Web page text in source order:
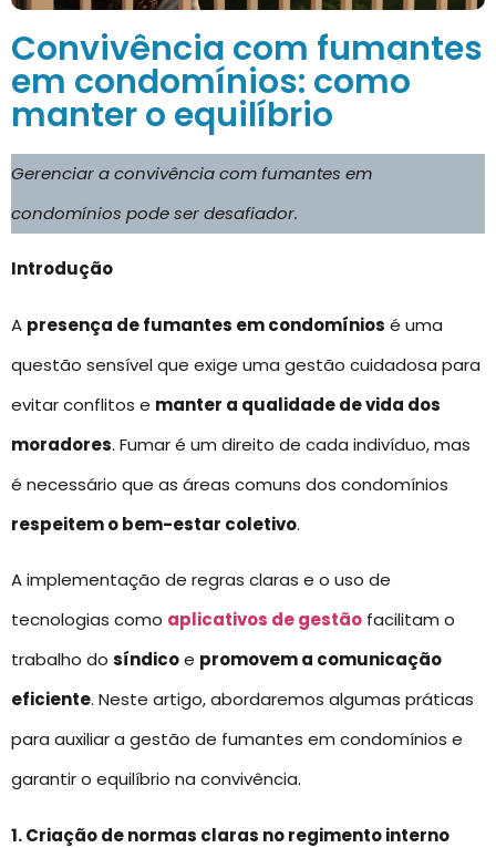
Convivência com fumantes
em condomínios: como
manter o equilíbrio
Gerenciar a convivência com fumantes em
condomínios pode ser desafiador.
Introdução
A presença de fumantes em condomínios é uma
questão sensível que exige uma gestão cuidadosa para
evitar conflitos e manter a qualidade de vida dos
moradores. Fumar é um direito de cada indivíduo, mas
é necessário que as áreas comuns dos condomínios
respeitem o bem-estar coletivo.
A implementação de regras claras e o uso de
tecnologias como aplicativos de gestão facilitam o
trabalho do síndicoe promovem a comunicação
eficiente. Neste artigo, abordaremos algumas práticas
para auxiliar a gestão de fumantes em condomínios e
garantir o equilíbrio na convivência.
1. Criação de normas claras no regimento interno